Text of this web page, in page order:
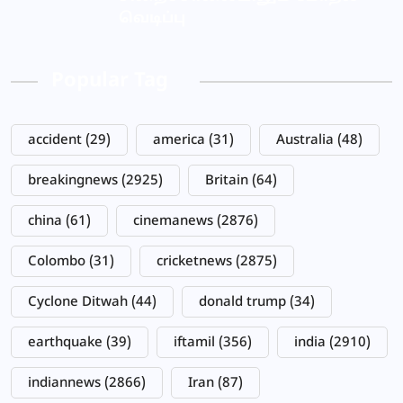
accident (29) america (31) Australia (48)
breakingnews (2925) Britain (64)
china (61) cinemanews (2876)
Colombo (31) cricketnews (2875)
Cyclone Ditwah (44) donald trump (34)
earthquake (39) iftamil (356) india (2910)
indiannews (2866) Iran (87)